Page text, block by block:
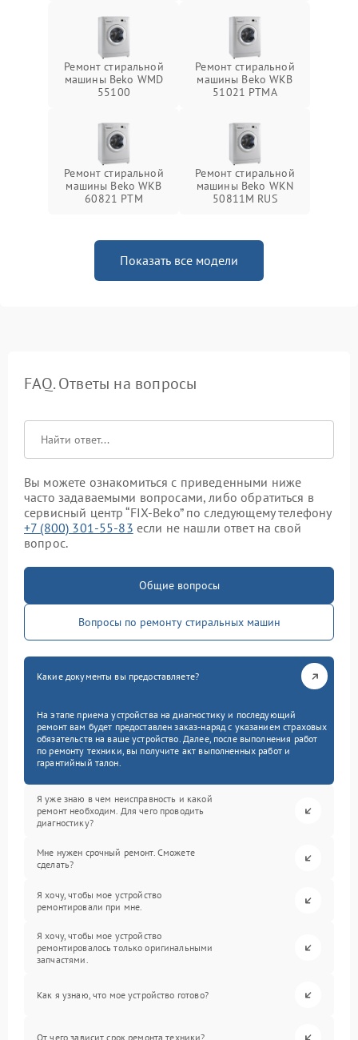
Ремонт стиральной
машины Beko WMD
55100
Ремонт стиральной
машины Beko WKB
51021 PTМА
Ремонт стиральной
машины Beko WKB
60821 PTМ
Ремонт стиральной
машины Beko WKN
50811M RUS
Показать все модели
FAQ. Ответы на вопросы
Вы можете ознакомиться с приведенными ниже
часто задаваемыми вопросами, либо обратиться в
сервисный центр “FIX-Beko” по следующему телефону
+7 (800) 301-55-83 если не нашли ответ на свой
вопрос.
Общие вопросы
Вопросы по ремонту стиральных машин
Какие документы вы предоставляете?
На этапе приема устройства на диагностику и последующий
ремонт вам будет предоставлен заказ-наряд с указанием страховых
обязательств на ваше устройство. Далее, после выполнения работ
по ремонту техники, вы получите акт выполненных работ и
гарантийный талон.
Я уже знаю в чем неисправность и какой
ремонт необходим. Для чего проводить
диагностику?
Мне нужен срочный ремонт. Сможете
сделать?
Я хочу, чтобы мое устройство
ремонтировали при мне.
Я хочу, чтобы мое устройство
ремонтировалось только оригинальными
запчастями.
Как я узнаю, что мое устройство готово?
От чего зависит срок ремонта техники?